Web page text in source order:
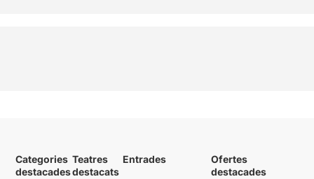
Categories
destacades
Teatres
destacats
Entrades
Ofertes
destacades